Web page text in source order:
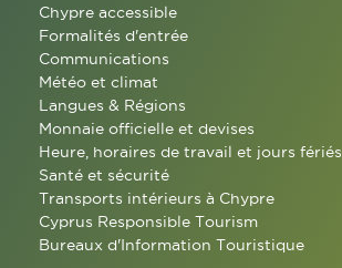
Chypre accessible
Formalités d'entrée
Communications
Météo et climat
Langues & Régions
Monnaie officielle et devises
Heure, horaires de travail et jours fériés
Santé et sécurité
Transports intérieurs à Chypre
Cyprus Responsible Tourism
Bureaux d'Information Touristique